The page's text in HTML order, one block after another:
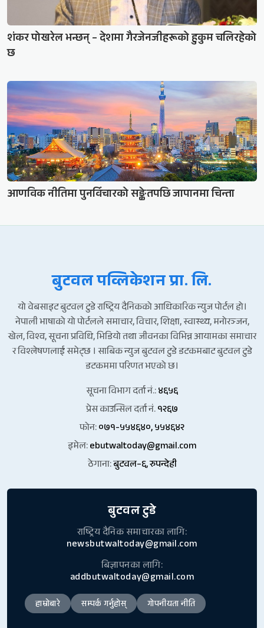
शंकर पोखरेल भन्छन् – देशमा गैरजेनजीहरूको हुकुम चलिरहेको
छ
आणविक नीतिमा पुनर्विचारको सङ्केतपछि जापानमा चिन्ता
बुटवल पव्लिकेशन प्रा. लि.
यो वेबसाइट बुटवल टुडे राष्ट्रिय दैनिकको आधिकारिक न्युज पोर्टल हो।
नेपाली भाषाको यो पोर्टलले समाचार, विचार, शिक्षा, स्वास्थ्य, मनोरञ्जन,
खेल, विश्व, सूचना प्रविधि, भिडियो तथा जीवनका विभिन्न आयामका समाचार
र विश्लेषणलाई समेट्छ । साबिक न्युज बुटवल टुडे डटकमबाट बुटवल टुडे
डटकममा परिणत भएको छ।
सूचना विभाग दर्ता नं.:४६५६
प्रेस काउन्सिल दर्ता नं.१२६७
फोन:०७१-५५४६४०, ५५४६४२
इमेल:ebutwaltoday@gmail.com
ठेगाना:बुटवल–६, रुपन्देही
बुटवल टुडे
राष्ट्रिय दैनिक समाचारका लागि:
newsbutwaltoday@gmail.com
बिज्ञापनका लागि:
addbutwaltoday@gmail.com
हाम्रोबारे सम्पर्क गर्नुहोस् गोपनीयता नीति